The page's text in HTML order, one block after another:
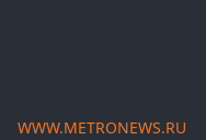
WWW.METRONEWS.RU